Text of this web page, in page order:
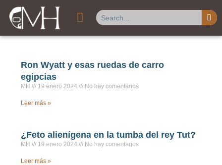
Buscar
Ron Wyatt y esas ruedas de carro
egipcias
MH 19 enero 2024 No hay comentarios
Leer más »
¿Feto alienígena en la tumba del rey Tut?
MH 19 enero 2024 No hay comentarios
Leer más »